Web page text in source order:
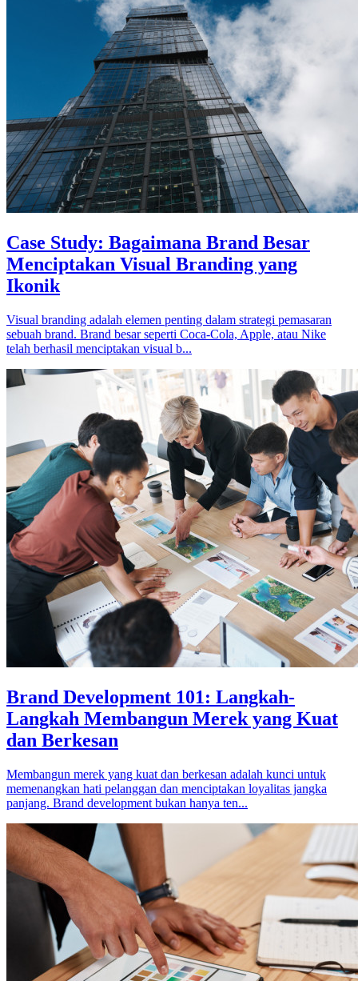
Case Study: Bagaimana Brand Besar
Menciptakan Visual Branding yang
Ikonik
Visual branding adalah elemen penting dalam strategi pemasaran
sebuah brand. Brand besar seperti Coca-Cola, Apple, atau Nike
telah berhasil menciptakan visual b...
Brand Development 101: Langkah-
Langkah Membangun Merek yang Kuat
dan Berkesan
Membangun merek yang kuat dan berkesan adalah kunci untuk
memenangkan hati pelanggan dan menciptakan loyalitas jangka
panjang. Brand development bukan hanya ten...